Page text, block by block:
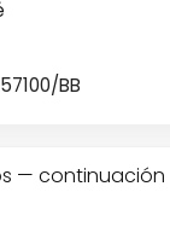
BB
— continuación